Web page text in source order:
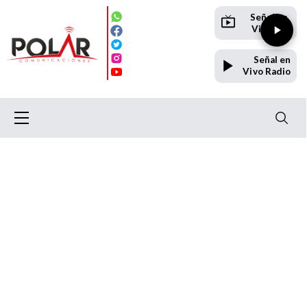
Señal en
Vivo TV
Señal en
Vivo Radio